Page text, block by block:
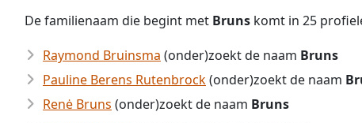
De familienaam die begint met Bruns komt in 25
Raymond Bruinsma (onder)zoekt de naam Bruns
Pauline Berens Rutenbrock(onder)zoekt de naam
Renė Bruns (onder)zoekt de naam Bruns